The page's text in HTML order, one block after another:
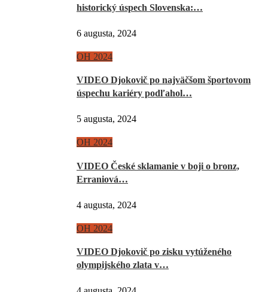
historický úspech Slovenska:…
6 augusta, 2024
OH 2024
VIDEO Djokovič po najväčšom športovom
úspechu kariéry podľahol…
5 augusta, 2024
OH 2024
VIDEO České sklamanie v boji o bronz,
Erraniová…
4 augusta, 2024
OH 2024
VIDEO Djokovič po zisku vytúženého
olympijského zlata v…